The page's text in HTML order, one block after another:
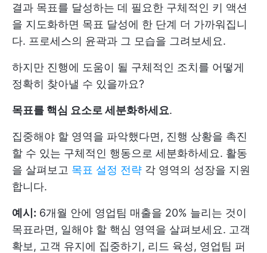
결과 목표를 달성하는 데 필요한 구체적인 키 액션
을 지도화하면 목표 달성에 한 단계 더 가까워집니
다. 프로세스의 윤곽과 그 모습을 그려보세요.
하지만 진행에 도움이 될 구체적인 조치를 어떻게
정확히 찾아낼 수 있을까요?
목표를 핵심 요소로 세분화하세요.
집중해야 할 영역을 파악했다면, 진행 상황을 촉진
할 수 있는 구체적인 행동으로 세분화하세요. 활동
을 살펴보고 목표 설정 전략 각 영역의 성장을 지원
합니다.
예시: 6개월 안에 영업팀 매출을 20% 늘리는 것이
목표라면, 일해야 할 핵심 영역을 살펴보세요. 고객
확보, 고객 유지에 집중하기, 리드 육성, 영업팀 퍼